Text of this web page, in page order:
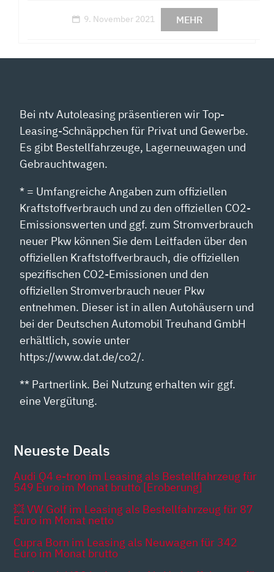
9. November 2021 MEHR
Bei ntv Autoleasing präsentieren wir Top-
Leasing-Schnäppchen für Privat und Gewerbe.
Es gibt Bestellfahrzeuge, Lagerneuwagen und
Gebrauchtwagen.
* = Umfangreiche Angaben zum offiziellen
Kraftstoffverbrauch und zu den offiziellen CO2-
Emissionswerten und ggf. zum Stromverbrauch
neuer Pkw können Sie dem Leitfaden über den
offiziellen Kraftstoffverbrauch, die offiziellen
spezifischen CO2-Emissionen und den
offiziellen Stromverbrauch neuer Pkw
entnehmen. Dieser ist in allen Autohäusern und
bei der Deutschen Automobil Treuhand GmbH
erhältlich, sowie unter
https://www.dat.de/co2/.
** Partnerlink. Bei Nutzung erhalten wir ggf.
eine Vergütung.
Neueste Deals
Audi Q4 e-tron im Leasing als Bestellfahrzeug für
549 Euro im Monat brutto [Eroberung]
💥 VW Golf im Leasing als Bestellfahrzeug für 87
Euro im Monat netto
Cupra Born im Leasing als Neuwagen für 342
Euro im Monat brutto